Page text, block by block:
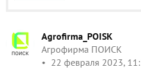
Agrofirma_POISK
Агрофирма ПОИСК
22 февраля 2023,